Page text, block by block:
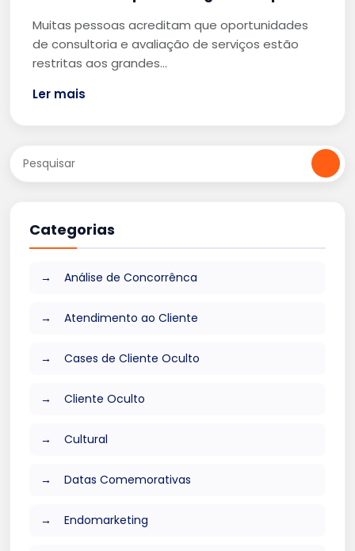
Muitas pessoas acreditam que oportunidades
de consultoria e avaliação de serviços estão
restritas aos grandes…
Ler mais
Categorias
Análise de Concorrênca
Atendimento ao Cliente
Cases de Cliente Oculto
Cliente Oculto
Cultural
Datas Comemorativas
Endomarketing